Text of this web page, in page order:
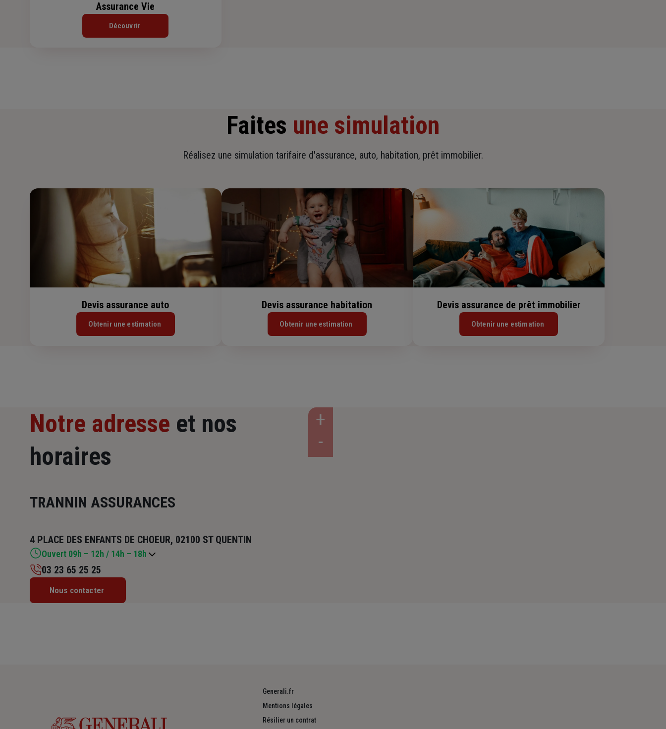
Assurance Vie
Découvrir
Faites une simulation
Réalisez une simulation tarifaire d'assurance, auto, habitation, prêt immobilier.
Devis assurance auto
Obtenir une estimation
Devis assurance habitation
Obtenir une estimation
Devis assurance de prêt immobilier
Obtenir une estimation
Notre adresse et nos
horaires
TRANNIN ASSURANCES
4 PLACE DES ENFANTS DE CHOEUR, 02100 ST QUENTIN
Ouvert 09h – 12h / 14h – 18h
Mardi : 09h – 12h / 14h – 18h
03 23 65 25 25
Nous contacter
Generali.fr
Mentions légales
Résilier un contrat